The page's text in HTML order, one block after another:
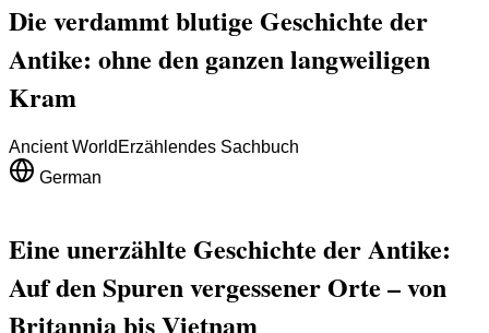
Die verdammt blutige Geschichte der
Antike: ohne den ganzen langweiligen
Kram
Ancient World Erzählendes Sachbuch
German
Eine unerzählte Geschichte der Antike:
Auf den Spuren vergessener Orte – von
Britannia bis Vietnam